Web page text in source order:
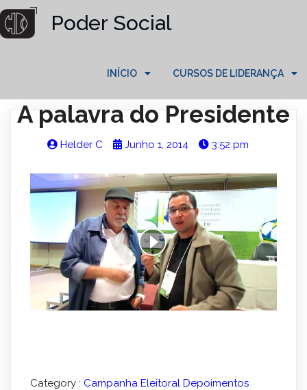
Poder Social
INÍCIO CURSOS DE LIDERANÇA
A palavra do Presidente
Helder C Junho 1, 2014 3:52 pm
Category : Campanha Eleitoral Depoimentos